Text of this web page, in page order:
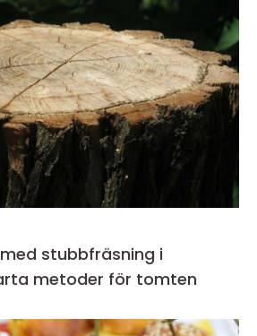
stubbfräsning i
metoder för tomten